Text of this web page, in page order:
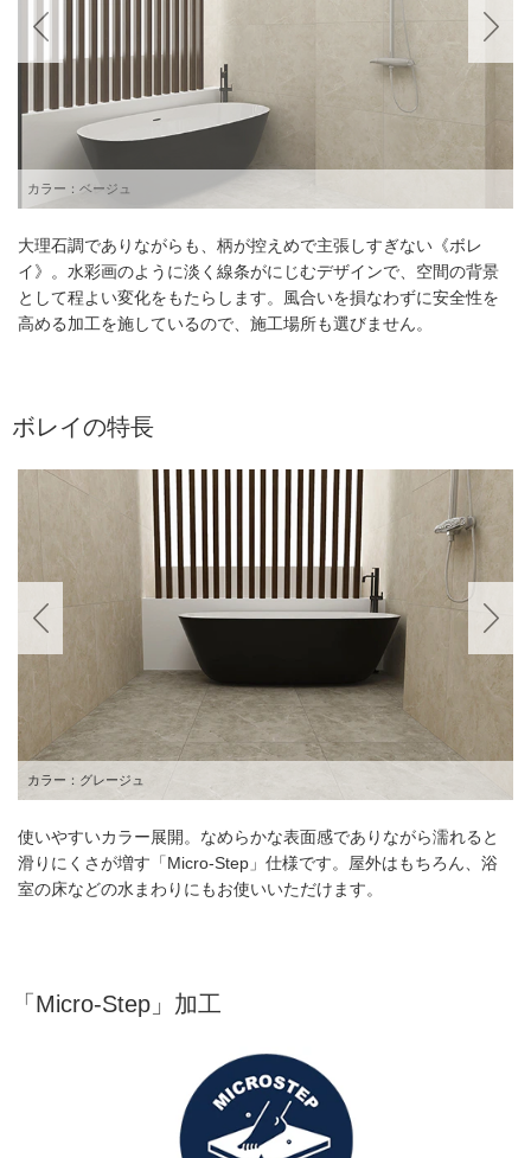
カラー：ベージュ
大理石調でありながらも、柄が控えめで主張しすぎない《ボレ
イ》。水彩画のように淡く線条がにじむデザインで、空間の背景
として程よい変化をもたらします。風合いを損なわずに安全性を
高める加工を施しているので、施工場所も選びません。
ボレイの特長
カラー：グレージュ
カラー：ブリュー
使いやすいカラー展開。なめらかな表面感でありながら濡れると
滑りにくさが増す「Micro-Step」仕様です。屋外はもちろん、浴
室の床などの水まわりにもお使いいただけます。
「Micro-Step」加工